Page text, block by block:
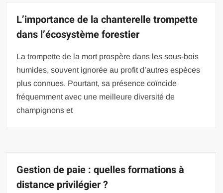
L’importance de la chanterelle trompette
dans l’écosystème forestier
La trompette de la mort prospère dans les sous-bois
humides, souvent ignorée au profit d’autres espèces
plus connues. Pourtant, sa présence coïncide
fréquemment avec une meilleure diversité de
champignons et
Gestion de paie : quelles formations à
distance privilégier ?